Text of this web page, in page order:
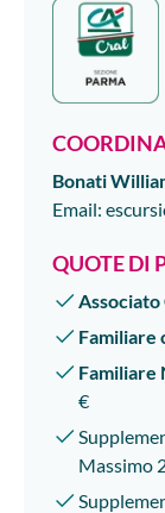
Bonati
Email:
QUOTE DI
Associato
Familiare
Familiare
€
Massimo